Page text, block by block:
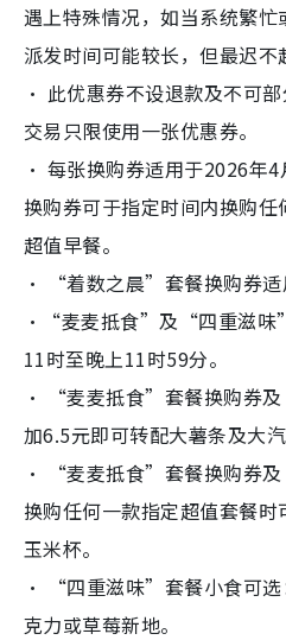
遇上特殊情况，如当系统繁
派发时间可能较长，但最迟不
‧ 此优惠券不设退款及不可
交易只限使用一张优惠券。
‧ 每张换购券适用于2026年
换购券可于指定时间内换购
超值早餐。
‧ “着数之晨”套餐换购券适
‧“麦麦抵食”及“四重滋味
11时至晚上11时59分。
‧ “麦麦抵食”套餐换购券
加6.5元即可转配大薯条及大汽
‧ “麦麦抵食”套餐换购券
换购任何一款指定超值套餐
玉米杯。
‧ “四重滋味”套餐小食可
克力或草莓新地。